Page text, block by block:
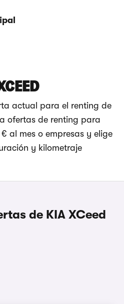
actual para el renting de
ofertas de renting para
al mes o empresas y elige
y kilometraje
de KIA XCeed